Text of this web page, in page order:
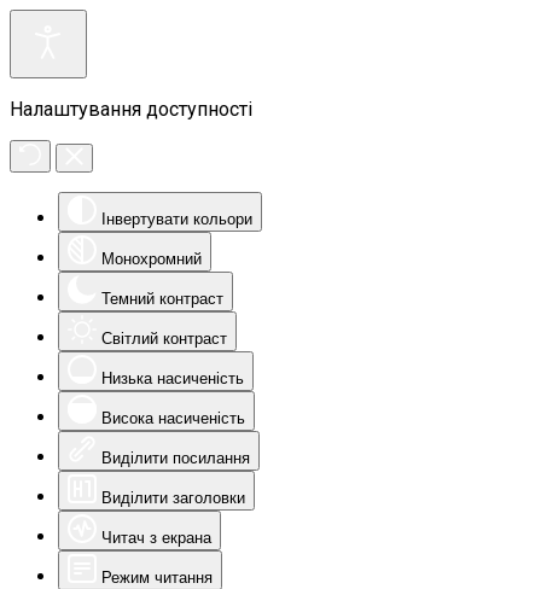
Налаштування доступності
Інвертувати кольори
Монохромний
Темний контраст
Світлий контраст
Низька насиченість
Висока насиченість
Виділити посилання
Виділити заголовки
Читач з екрана
Режим читання